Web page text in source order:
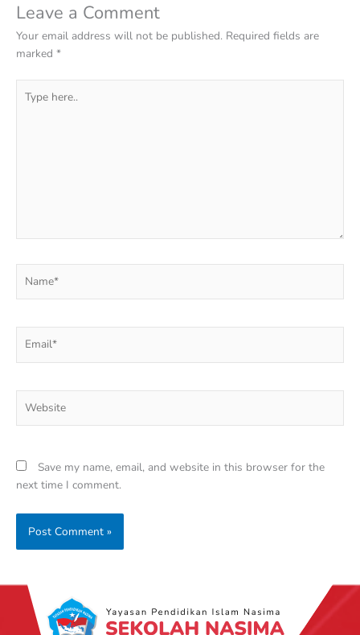
Leave a Comment
Your email address will not be published. Required fields are
marked *
here..
Save my name, email, and website in this browser for the
next time I comment.